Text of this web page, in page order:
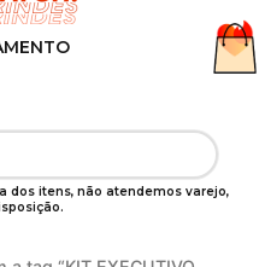
dos itens, não atendemos varejo,